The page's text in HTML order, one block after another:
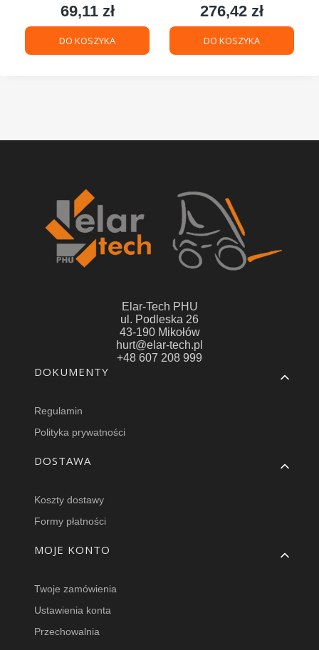
Cena
69,11 zł
DO KOSZYKA
Cena
276,42 zł
DO KOSZYKA
Elar-Tech PHU
ul. Podleska 26
43-190 Mikołów
hurt@elar-tech.pl
+48 607 208 999
Linki w stopce
DOKUMENTY
Regulamin
Polityka prywatności
DOSTAWA
Koszty dostawy
Formy płatności
MOJE KONTO
Twoje zamówienia
Ustawienia konta
Przechowalnia